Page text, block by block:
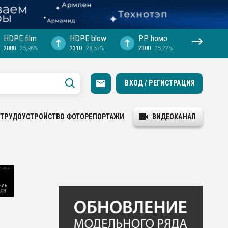
HDPE film
2080 25,96%
HDPE blow
2310 28,57%
PP hомо
2300 25,22%
ВХОД / РЕГИСТРАЦИЯ
ТРУДОУСТРОЙСТВО ФОТОРЕПОРТАЖИ ВИДЕОКАНАЛ